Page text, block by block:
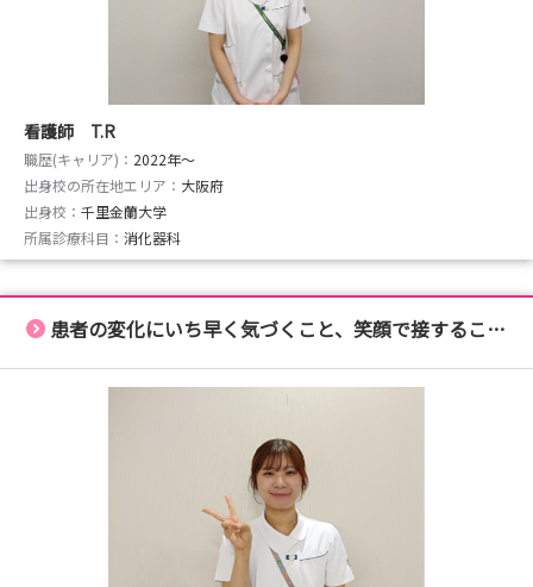
看護師 T.R
職歴(キャリア)： 2022年〜
出身校の所在地エリア： 大阪府
出身校： 千里金蘭大学
所属診療科目： 消化器科
患者の変化にいち早く気づくこと、笑顔で接することです。